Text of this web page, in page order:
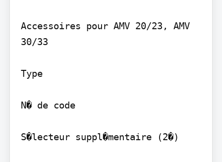
Accessoires pour AMV 20/23, AMV
30/33
Type
N� de code
S�lecteur suppl�mentaire (2�)